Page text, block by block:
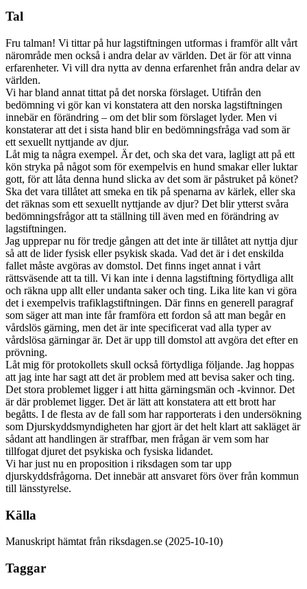
Tal
Fru talman! Vi tittar på hur lagstiftningen utformas i framför allt vårt
närområde men också i andra delar av världen. Det är för att vinna
erfarenheter. Vi vill dra nytta av denna erfarenhet från andra delar av
världen.
Vi har bland annat tittat på det norska förslaget. Utifrån den
bedömning vi gör kan vi konstatera att den norska lagstiftningen
innebär en förändring – om det blir som förslaget lyder. Men vi
konstaterar att det i sista hand blir en bedömningsfråga vad som är
ett sexuellt nyttjande av djur.
Låt mig ta några exempel. Är det, och ska det vara, lagligt att på ett
kön stryka på något som för exempelvis en hund smakar eller luktar
gott, för att låta denna hund slicka av det som är påstruket på könet?
Ska det vara tillåtet att smeka en tik på spenarna av kärlek, eller ska
det räknas som ett sexuellt nyttjande av djur? Det blir ytterst svåra
bedömningsfrågor att ta ställning till även med en förändring av
lagstiftningen.
Jag upprepar nu för tredje gången att det inte är tillåtet att nyttja djur
så att de lider fysisk eller psykisk skada. Vad det är i det enskilda
fallet måste avgöras av domstol. Det finns inget annat i vårt
rättsväsende att ta till. Vi kan inte i denna lagstiftning förtydliga allt
och räkna upp allt eller undanta saker och ting. Lika lite kan vi göra
det i exempelvis trafiklagstiftningen. Där finns en generell paragraf
som säger att man inte får framföra ett fordon så att man begår en
vårdslös gärning, men det är inte specificerat vad alla typer av
vårdslösa gärningar är. Det är upp till domstol att avgöra det efter en
prövning.
Låt mig för protokollets skull också förtydliga följande. Jag hoppas
att jag inte har sagt att det är problem med att bevisa saker och ting.
Det stora problemet ligger i att hitta gärningsmän och -kvinnor. Det
är där problemet ligger. Det är lätt att konstatera att ett brott har
begåtts. I de flesta av de fall som har rapporterats i den undersökning
som Djurskyddsmyndigheten har gjort är det helt klart att sakläget är
sådant att handlingen är straffbar, men frågan är vem som har
tillfogat djuret det psykiska och fysiska lidandet.
Vi har just nu en proposition i riksdagen som tar upp
djurskyddsfrågorna. Det innebär att ansvaret förs över från kommun
till länsstyrelse.
Källa
Manuskript hämtat från riksdagen.se (2025-10-10)
Taggar